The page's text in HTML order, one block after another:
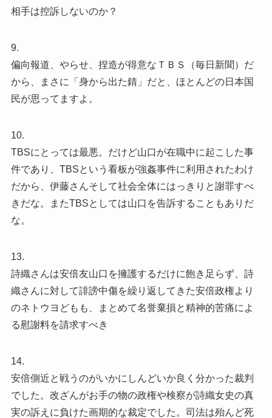
相手は控訴しないのか？
9.
偏向報道、やらせ、捏造が得意なＴＢＳ（毎日新聞）だ
から、まさに「身から出た錆」だと、ほとんどの日本国
民が思ってますよ。
10.
TBSにとっては最悪。だけど山口が在職中に起こした事
件であり、TBSという看板が強姦事件に利用されたわけ
だから、伊藤さんそして社会全体にはっきりと謝罪すべ
きだな。またTBSとしては山口を告訴することもありだ
な。
13.
詩織さんは安倍友山口を擁護するだけに飽き足らず、詩
織さんに対して誹謗中傷を繰り返してきた安倍政権より
のネトウヨどもも、まとめて名誉棄損と精神的苦痛によ
る慰謝料を請求すべき
14.
安倍側近と戦うのがいかにしんどいか良く分かった裁判
でした。改ざんがお手の物の政権や検察が詩織女史の真
実の訴えに負けた画期的な裁定でした。司法は殆んど死